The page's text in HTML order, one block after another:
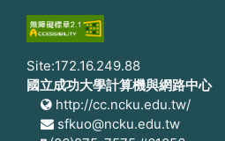
Site:172.16.249.88
國立成功大學計算機與網路中心
http://cc.ncku.edu.tw/
sfkuo@ncku.edu.tw